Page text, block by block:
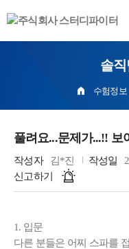
솔직
수험정보
풀려요...문제가...!! 보
작성자 김*진 작성일
신고하기
1. 입문
다른 분들은 어찌 스파를